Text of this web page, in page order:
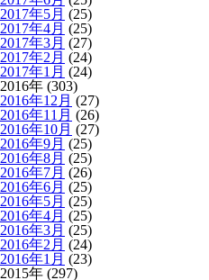
2017年5月 (25)
2017年4月 (25)
2017年3月 (27)
2017年2月 (24)
2017年1月 (24)
2016年 (303)
2016年12月 (27)
2016年11月 (26)
2016年10月 (27)
2016年9月 (25)
2016年8月 (25)
2016年7月 (26)
2016年6月 (25)
2016年5月 (25)
2016年4月 (25)
2016年3月 (25)
2016年2月 (24)
2016年1月 (23)
2015年 (297)